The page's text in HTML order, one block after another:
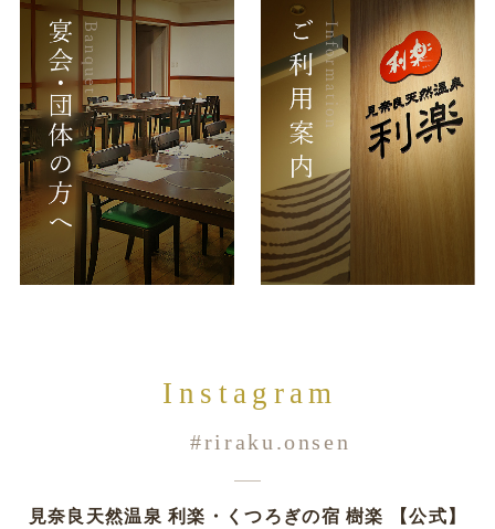
Instagram
#riraku.onsen
見奈良天然温泉 利楽・くつろぎの宿 樹楽 【公式】